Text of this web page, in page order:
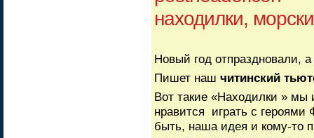
находилки,
Новый год отпраздновали,
Пишет наш читинский
Вот такие «Находилки » мы
нравится играть с героями
быть, наша идея и кому-то